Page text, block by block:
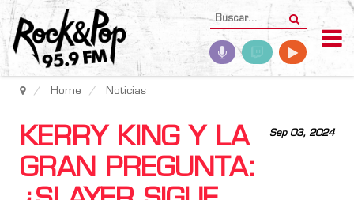
Home Noticias
Sep 03, 2024
KERRY KING Y LA
GRAN PREGUNTA: